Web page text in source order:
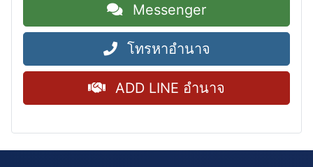
Messenger
โทรหาอำนาจ
ADD LINE อำนาจ